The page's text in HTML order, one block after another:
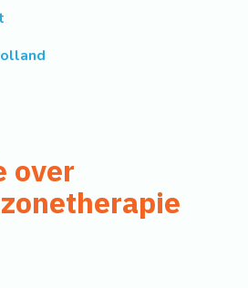
over